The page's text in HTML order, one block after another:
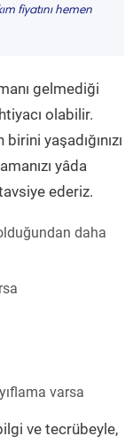
fiyatını hemen
gelmediği
olabilir.
yaşadığınızı
yâda
ederiz.
daha
varsa
ve tecrübeyle,